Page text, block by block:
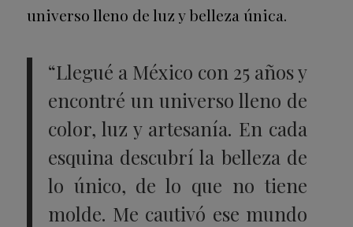
universo lleno de luz y belleza única.
“Llegué a México con 25 años y
encontré un universo lleno de
color, luz y artesanía. En cada
esquina descubrí la belleza de
lo único, de lo que no tiene
molde. Me cautivó ese mundo